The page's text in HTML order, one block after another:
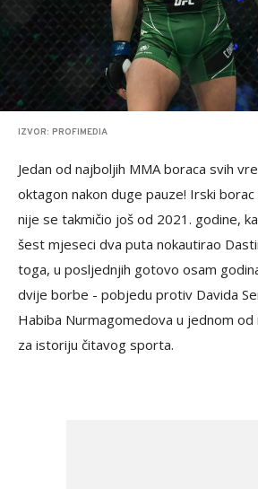
IZVOR: PROFIMEDIA
Jedan od najboljih MMA boraca svih
oktagon nakon duge pauze! Irski
nije se takmičio još od 2021. godine,
šest mjeseci dva puta nokautirao
toga, u posljednjih gotovo osam
dvije borbe - pobjedu protiv Davida
Habiba Nurmagomedova u jednom od
za istoriju čitavog sporta.